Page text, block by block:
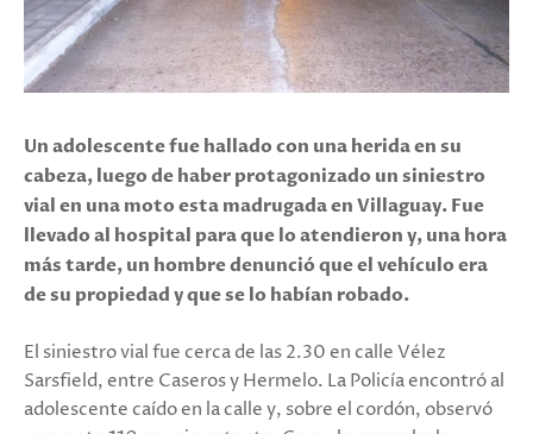
Un adolescente fue hallado con una herida en su
cabeza, luego de haber protagonizado un siniestro
vial en una moto esta madrugada en Villaguay. Fue
llevado al hospital para que lo atendieron y, una hora
más tarde, un hombre denunció que el vehículo era
de su propiedad y que se lo habían robado.
El siniestro vial fue cerca de las 2.30 en calle Vélez
Sarsfield, entre Caseros y Hermelo. La Policía encontró al
adolescente caído en la calle y, sobre el cordón, observó